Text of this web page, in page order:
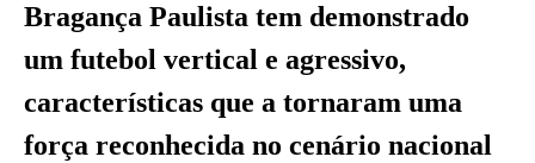
Bragança Paulista tem demonstrado
um futebol vertical e agressivo,
características que a tornaram uma
força reconhecida no cenário nacional